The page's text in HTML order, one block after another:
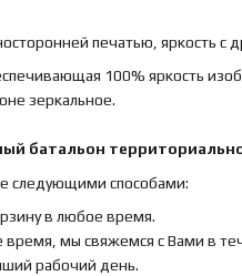
печатью, яркость с
100% яркость
зеркальное.
батальон
следующими способами:
в любое время.
время, мы свяжемся с Вами в
рабочий день.